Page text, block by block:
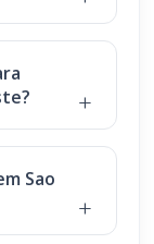
Sao